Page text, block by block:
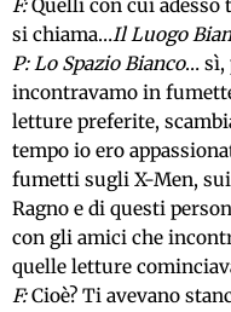
F:Quelli con cui
si chiama…Il Luogo
P: Lo Spazio Bianco… sì,
incontravamo in
letture preferite,
tempo io ero
fumetti sugli X-Men,
Ragno e di questi
con gli amici che
quelle letture
F:Cioè? Ti avevano